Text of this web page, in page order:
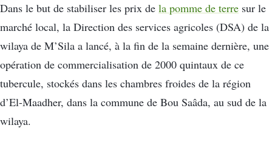
Dans le but de stabiliser les prix de la pomme de terre sur le
marché local, la Direction des services agricoles (DSA) de la
wilaya de M’Sila a lancé, à la fin de la semaine dernière, une
opération de commercialisation de 2000 quintaux de ce
tubercule, stockés dans les chambres froides de la région
d’El-Maadher, dans la commune de Bou Saâda, au sud de la
wilaya.